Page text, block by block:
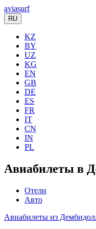
aviasurf
RU
KZ
BY
UZ
KG
EN
GB
DE
ES
FR
IT
CN
IN
PL
Авиабилеты в
Отели
Авто
Авиабилеты из